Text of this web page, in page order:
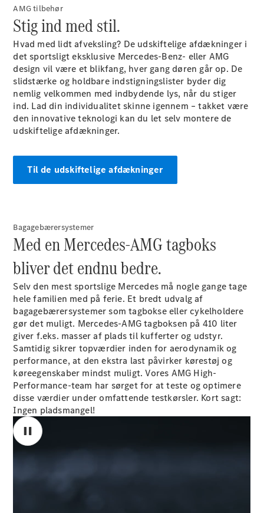
Mercedes-
Maybach
EQS SUV
Elektrisk
GLA
GLA
Ny Elektrisk
GLA Ny
GLB Elektrisk
GLB
GLC
Elektrisk
GLC
GLC Coupé
GLE Coupé
GLS
Klasse
G-Klasse
Konfigurator
Mercedes-
Benz Online
Showroom
Stationcar
Alle
Stationcar
CLA
Shooting
AMG tilbehør
Stig ind med stil.
Hvad med lidt afveksling? De udskiftelige afdækninger i
det sportsligt eksklusive Mercedes-Benz- eller AMG
design vil være et blikfang, hver gang døren går op. De
slidstærke og holdbare indstigningslister byder dig
nemlig velkommen med indbydende lys, når du stiger
ind. Lad din individualitet skinne igennem – takket være
den innovative teknologi kan du let selv montere de
udskiftelige afdækninger.
Til de udskiftelige afdækninger
Bagagebærersystemer
Med en Mercedes-AMG tagboks
bliver det endnu bedre.
Selv den mest sportslige Mercedes må nogle gange tage
hele familien med på ferie. Et bredt udvalg af
bagagebærersystemer som tagbokse eller cykelholdere
gør det muligt. Mercedes-AMG tagboksen på 410 liter
giver f.eks. masser af plads til kufferter og udstyr.
Samtidig sikrer topværdier inden for aerodynamik og
performance, at den ekstra last påvirker kørestøj og
køreegenskaber mindst muligt. Vores AMG High-
Performance-team har sørget for at teste og optimere
disse værdier under omfattende testkørsler. Kort sagt:
Ingen pladsmangel!